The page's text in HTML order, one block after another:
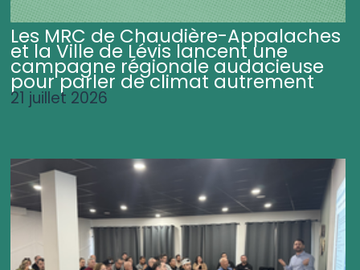
Les MRC de Chaudière-Appalaches
et la Ville de Lévis lancent une
campagne régionale audacieuse
pour parler de climat autrement
21 juillet 2026